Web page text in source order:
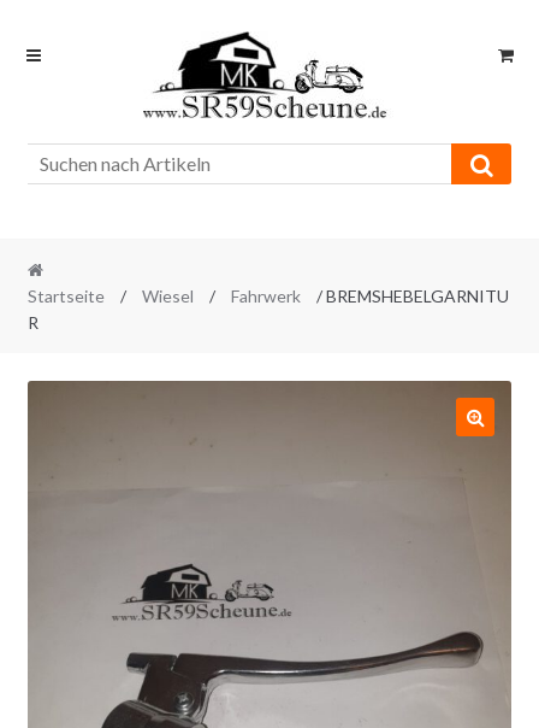
Skip
Skip
Startseite / Wiesel / Fahrwerk
/ BREMSHEBELGARNITU
R